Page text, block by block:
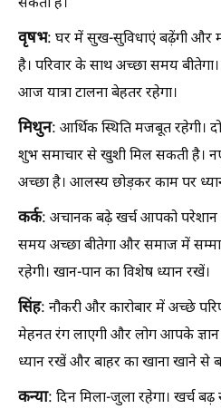
सकती है।
वृषभ: घर में सुख-सुविधाएं बढ़ेंगी और
है। परिवार के साथ अच्छा समय
आज यात्रा टालना बेहतर रहेगा।
मिथुन: आर्थिक स्थिति मजबूत रहेगी।
शुभ समाचार से खुशी मिल सकती है।
अच्छा है। आलस्य छोड़कर काम पर
कर्क: अचानक बढ़े खर्च आपको परेशान
समय अच्छा बीतेगा और समाज में
रहेगी। खान-पान का विशेष ध्यान रखें।
सिंह: नौकरी और कारोबार में अच्छे
मेहनत रंग लाएगी और लोग आपके ज्ञान
ध्यान रखें और बाहर का खाना खाने से
कन्या: दिन मिला-जुला रहेगा। खर्च